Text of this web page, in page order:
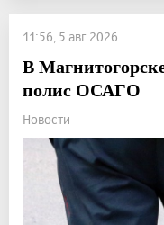
11:56, 5 авг 2026
В
полис ОСАГО
Новости